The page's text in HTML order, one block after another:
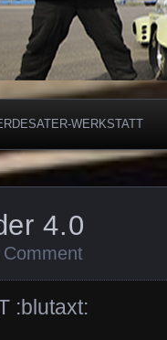
WERKSTATT
4.0
:blutaxt: